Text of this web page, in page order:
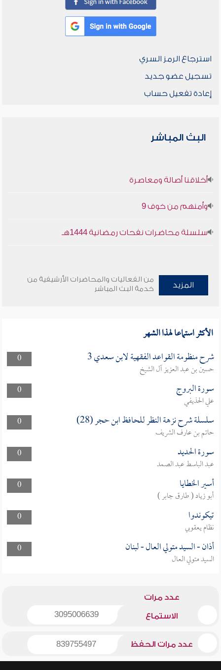
استرجاع الرمز السري
تسجيل عضو جديد
إعادة تفعيل حساب
البث المباشر
أخلاقنا أصالة ومعاصرة
وأمنهم من خوف 9
سلسلة محاضرات نفحات رمضانية 1444هـ
المزيد
من الفعاليات والمحاضرات الأرشيفية من
خدمة البث المباشر
الأكثر استماعا لهذا الشهر
0 شرح منظومة القواعد الفقهية لابن سعدي 3
حسين بن عبد العزيز آل الشيخ
0
سورة البروج
علي الحذيفي
0
سلسلة شرح نزهة النظر للحافظ ابن حجر (28)
حاتم بن عارف الشريف
0
سورة الحديد
عبد الباسط عبد الصمد
0
أسير الخطايا
أبو زياد ( طارق جابر )
0
تيكوندوا
نظام يعقوبي
0
أذان - السيد متولي العال - لبنان
السيد متولي العال
عدد مرات
الاستماع 3095006639
عدد مرات الحفظ 839755497